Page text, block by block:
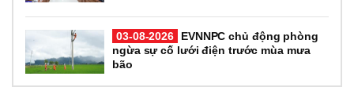
03-08-2026
EVNNPC chủ động phòng
ngừa sự cố lưới điện trước mùa mưa
bão